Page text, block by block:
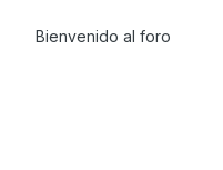
Bienvenido al foro